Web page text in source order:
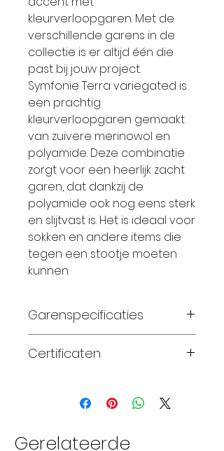
kleurverloopgaren. Met de
verschillende garens in de
collectie is er altijd één die
past bij jouw project.
Symfonie Terra variegated is
een prachtig
kleurverloopgaren gemaakt
van zuivere merinowol en
polyamide. Deze combinatie
zorgt voor een heerlijk zacht
garen, dat dankzij de
polyamide ook nog eens sterk
en slijtvast is. Het is ideaal voor
sokken en andere items die
tegen een stootje moeten
kunnen.
Garenspecificaties
merinowol en 25%
handgeverfd
naalddikte 2.25-3.25mm
Certificaten
Gerelateerde